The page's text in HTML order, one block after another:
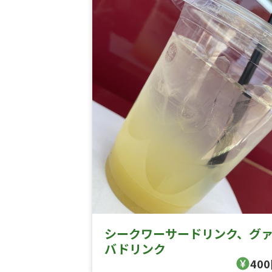
シークワーサードリンク、グ
バドリンク